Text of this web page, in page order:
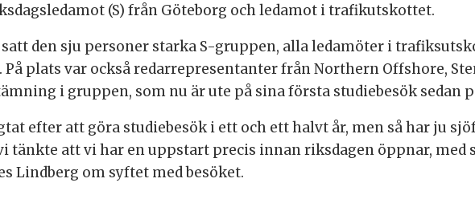
(S) från Göteborg och ledamot i trafikutskottet.
den sju personer starka S-gruppen, alla ledamöter i
På plats var också redarrepresentanter från Northern Offshore,
i gruppen, som nu är ute på sina första studiebesök sedan
efter att göra studiebesök i ett och ett halvt år, men så har ju
tänkte att vi har en uppstart precis innan riksdagen öppnar,
Lindberg om syftet med besöket.